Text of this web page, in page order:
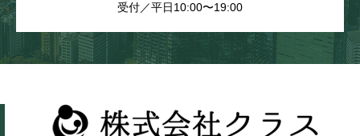
受付／平日10:00〜19:00